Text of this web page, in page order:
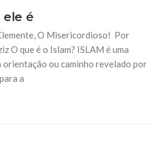
ele é
O Misericordioso! Por
O que é o Islam? ISLAM é uma
orientação ou caminho revelado por
a